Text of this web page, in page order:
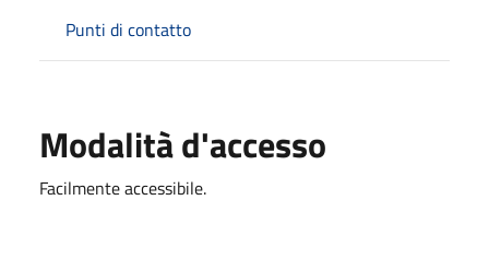
Punti di contatto
Modalità d'accesso
Facilmente accessibile.